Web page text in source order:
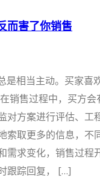
而害了你销售
是相当主动。买家喜
销售过程中，买方
对方案进行评估、工
索取更多的信息，不
需求变化，销售过程
跟踪回复， […]